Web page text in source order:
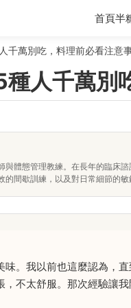
首頁半
千萬別吃，料理前必看注意
人千萬別
與體態管理教練。在長年的臨床
間歇訓練，以及對日常細節的
。我以前也這麼認為，
不太舒服。那次經驗讓